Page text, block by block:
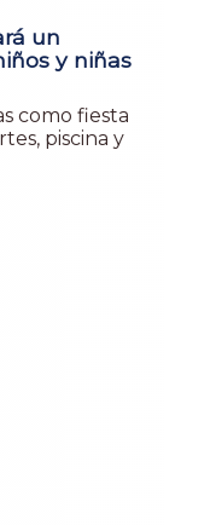
un
y niñas
como fiesta
piscina y